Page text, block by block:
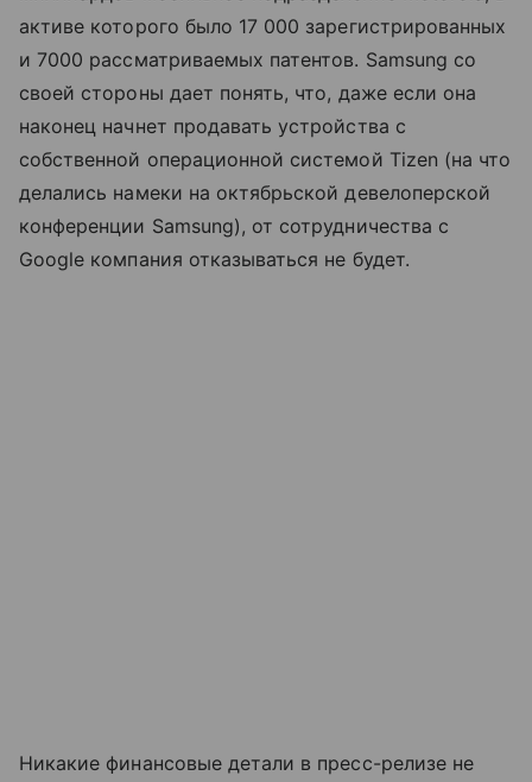
активе которого было 17 000 зарегистрированных
и 7000 рассматриваемых патентов. Samsung со
своей стороны дает понять, что, даже если она
наконец начнет продавать устройства с
собственной операционной системой Tizen (на что
делались намеки на октябрьской девелоперской
конференции Samsung), от сотрудничества с
Google компания отказываться не будет.
Никакие финансовые детали в пресс-релизе не